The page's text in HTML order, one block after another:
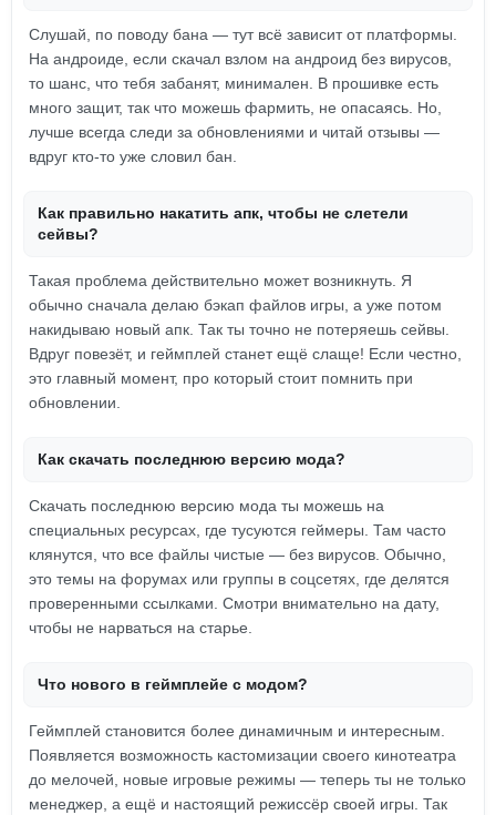
Слушай, по поводу бана — тут всё зависит от платформы.
На андроиде, если скачал взлом на андроид без вирусов,
то шанс, что тебя забанят, минимален. В прошивке есть
много защит, так что можешь фармить, не опасаясь. Но,
лучше всегда следи за обновлениями и читай отзывы —
вдруг кто-то уже словил бан.
Как правильно накатить апк, чтобы не слетели
сейвы?
Такая проблема действительно может возникнуть. Я
обычно сначала делаю бэкап файлов игры, а уже потом
накидываю новый апк. Так ты точно не потеряешь сейвы.
Вдруг повезёт, и геймплей станет ещё слаще! Если честно,
это главный момент, про который стоит помнить при
обновлении.
Как скачать последнюю версию мода?
Скачать последнюю версию мода ты можешь на
специальных ресурсах, где тусуются геймеры. Там часто
клянутся, что все файлы чистые — без вирусов. Обычно,
это темы на форумах или группы в соцсетях, где делятся
проверенными ссылками. Смотри внимательно на дату,
чтобы не нарваться на старье.
Что нового в геймплейе с модом?
Геймплей становится более динамичным и интересным.
Появляется возможность кастомизации своего кинотеатра
до мелочей, новые игровые режимы — теперь ты не только
менеджер, а ещё и настоящий режиссёр своей игры. Так